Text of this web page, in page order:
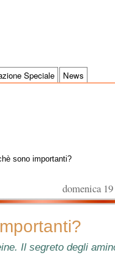
Speciale News
sono importanti?
domenica
Il segreto degli